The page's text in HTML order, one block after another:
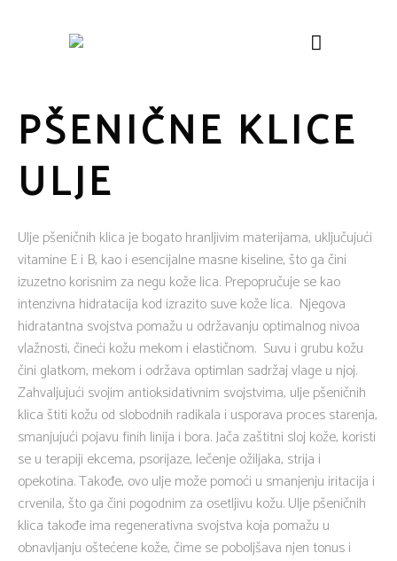
PŠENIČNE KLICE
ULJE
Ulje pšeničnih klica je bogato hranljivim materijama, uključujući
vitamine E i B, kao i esencijalne masne kiseline, što ga čini
izuzetno korisnim za negu kože lica. Prepopručuje se kao
intenzivna hidratacija kod izrazito suve kože lica. Njegova
hidratantna svojstva pomažu u održavanju optimalnog nivoa
vlažnosti, čineći kožu mekom i elastičnom. Suvu i grubu kožu
čini glatkom, mekom i održava optimlan sadržaj vlage u njoj.
Zahvaljujući svojim antioksidativnim svojstvima, ulje pšeničnih
klica štiti kožu od slobodnih radikala i usporava proces starenja,
smanjujući pojavu finih linija i bora. Jača zaštitni sloj kože, koristi
se u terapiji ekcema, psorijaze, lečenje ožiljaka, strija i
opekotina. Takođe, ovo ulje može pomoći u smanjenju iritacija i
crvenila, što ga čini pogodnim za osetljivu kožu. Ulje pšeničnih
klica takođe ima regenerativna svojstva koja pomažu u
obnavljanju oštećene kože, čime se poboljšava njen tonus i